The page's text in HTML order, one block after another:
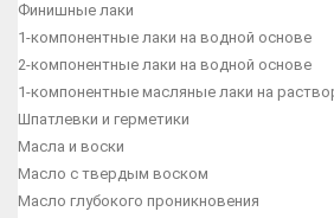
Финишные лаки
1-компонентные лаки на водной основе
2-компонентные лаки на водной основе
1-компонентные масляные лаки на
Шпатлевки и герметики
Масла и воски
Масло с твердым воском
Масло глубокого проникновения